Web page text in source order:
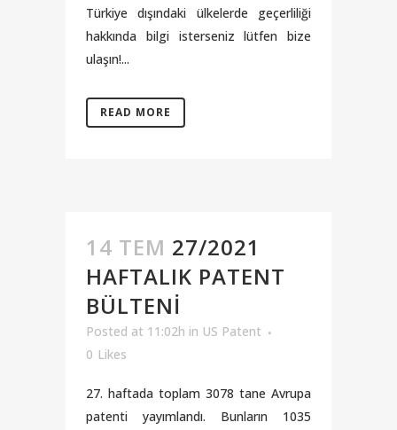
Türkiye dışındaki ülkelerde geçerliliği
hakkında bilgi isterseniz lütfen bize
ulaşın!...
READ MORE
14 TEM 27/2021
HAFTALIK PATENT
BÜLTENI
Posted at 11:02h in US Patent
0 Likes
27. haftada toplam 3078 tane Avrupa
patenti yayımlandı. Bunların 1035